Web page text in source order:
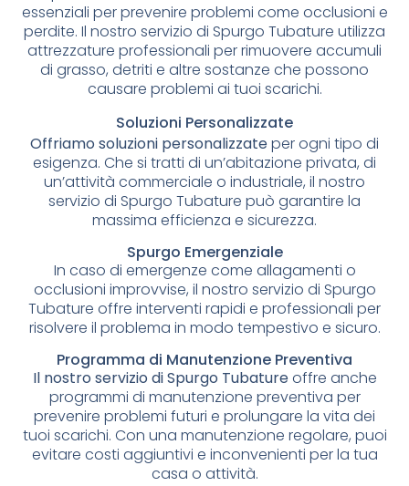
essenziali per prevenire problemi come occlusioni e
perdite. Il nostro servizio di Spurgo Tubature utilizza
attrezzature professionali per rimuovere accumuli
di grasso, detriti e altre sostanze che possono
causare problemi ai tuoi scarichi.
Soluzioni Personalizzate
Offriamo soluzioni personalizzateper ogni tipo di
esigenza. Che si tratti di un’abitazione privata, di
un’attività commerciale o industriale, il nostro
servizio di Spurgo Tubature può garantire la
massima efficienza e sicurezza.
Spurgo Emergenziale
In caso di emergenze come allagamenti o
occlusioni improvvise, il nostro servizio di Spurgo
Tubature offre interventi rapidi e professionali per
risolvere il problema in modo tempestivo e sicuro.
Programma di Manutenzione Preventiva
Il nostro servizio di Spurgo Tubatureoffre anche
programmi di manutenzione preventiva per
prevenire problemi futuri e prolungare la vita dei
tuoi scarichi. Con una manutenzione regolare, puoi
evitare costi aggiuntivi e inconvenienti per la tua
casa o attività.